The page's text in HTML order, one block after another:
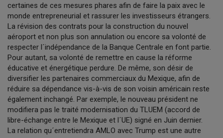
certaines de ces mesures phares afin de faire la paix avec le
monde entrepreneurial et rassurer les investisseurs étrangers.
La révision des contrats pour la construction du nouvel
aéroport et non plus son annulation ou encore sa volonté de
respecter l´indépendance de la Banque Centrale en font partie.
Pour autant, sa volonté de remettre en cause la réforme
éducative et énergétique perdure. De même, son désir de
diversifier les partenaires commerciaux du Mexique, afin de
réduire sa dépendance vis-à-vis de son voisin américain reste
également inchangé. Par exemple, le nouveau président ne
modifiera pas le traité modernisation du TLUEM (accord de
libre-échange entre le Mexique et l´UE) signé en Juin dernier.
La relation qu´entretiendra AMLO avec Trump est une autre